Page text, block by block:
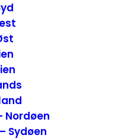
Nordøen
Sydøen
Rundt
speciel og er